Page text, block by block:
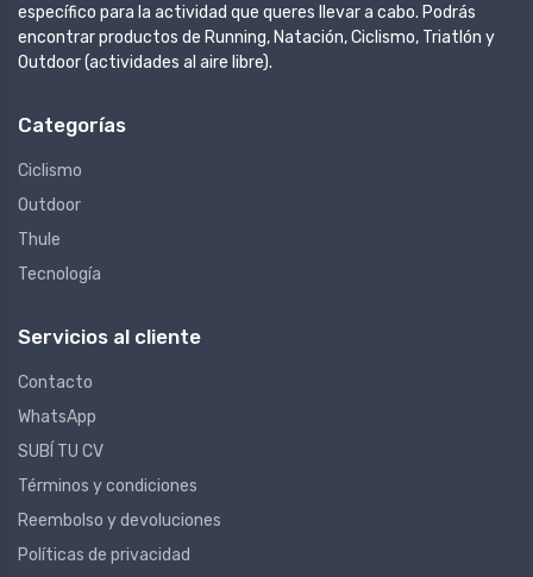
específico para la actividad que queres llevar a cabo. Podrás
encontrar productos de Running, Natación, Ciclismo, Triatlón y
Outdoor (actividades al aire libre).
Categorías
Ciclismo
Outdoor
Thule
Tecnología
Servicios al cliente
Contacto
WhatsApp
SUBÍ TU CV
Términos y condiciones
Reembolso y devoluciones
Políticas de privacidad